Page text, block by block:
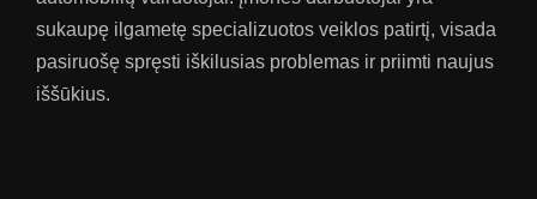
sukaupę ilgametę specializuotos veiklos patirtį, visada
pasiruošę spręsti iškilusias problemas ir priimti naujus
iššūkius.